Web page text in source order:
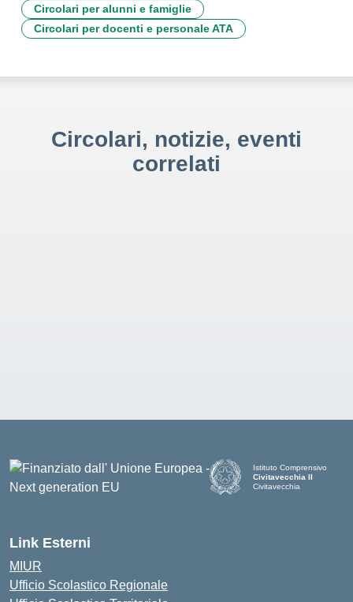
Circolari per alunni e famiglie
Circolari per docenti e personale ATA
Circolari, notizie, eventi
correlati
Istituto Comprensivo
Civitavecchia II
Civitavecchia
Link Esterni
MIUR
Ufficio Scolastico Regionale